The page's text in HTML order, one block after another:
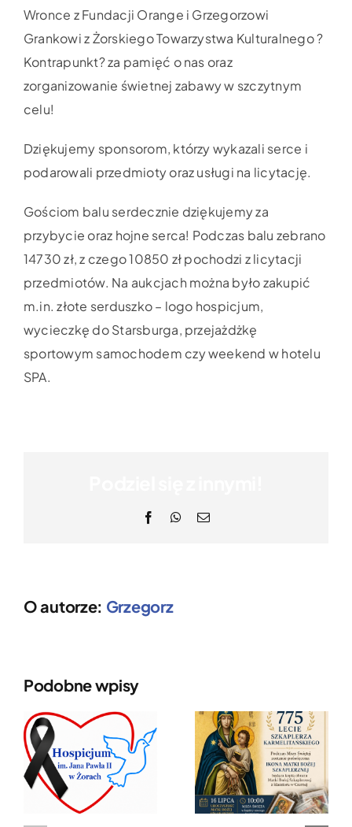
Wronce z Fundacji Orange i Grzegorzowi
Grankowi z Żorskiego Towarzystwa Kulturalnego ?
Kontrapunkt? za pamięć o nas oraz
zorganizowanie świetnej zabawy w szczytnym
celu!
Dziękujemy sponsorom, którzy wykazali serce i
podarowali przedmioty oraz usługi na licytację.
Gościom balu serdecznie dziękujemy za
przybycie oraz hojne serca! Podczas balu zebrano
14730 zł, z czego 10850 zł pochodzi z licytacji
przedmiotów. Na aukcjach można było zakupić
m.in. złote serduszko – logo hospicjum,
wycieczkę do Starsburga, przejażdżkę
sportowym samochodem czy weekend w hotelu
SPA.
FacebookWhatsApp
Email
O autorze: Grzegorz
Podobne wpisy